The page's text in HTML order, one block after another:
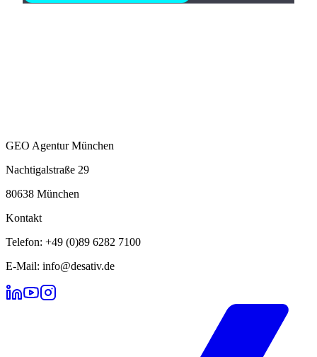
GEO Agentur München
Nachtigalstraße 29
80638 München
Kontakt
Telefon: +49 (0)89 6282 7100
E-Mail: info@desativ.de